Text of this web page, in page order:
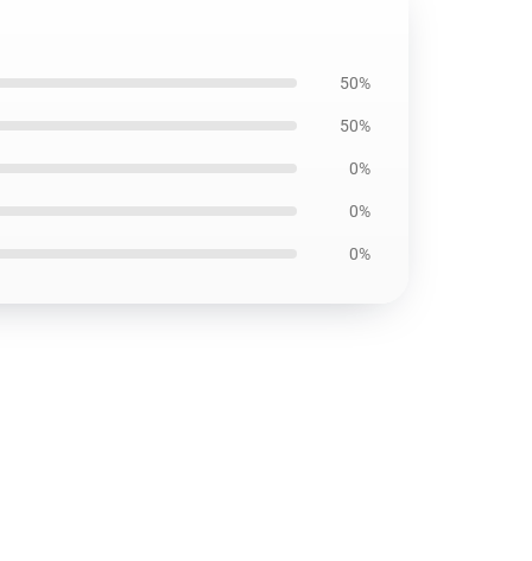
50%
50%
0%
0%
0%